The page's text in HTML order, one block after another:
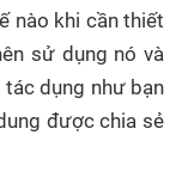
nào khi cần thiết
sử dụng nó và
dụng như bạn
được chia sẻ